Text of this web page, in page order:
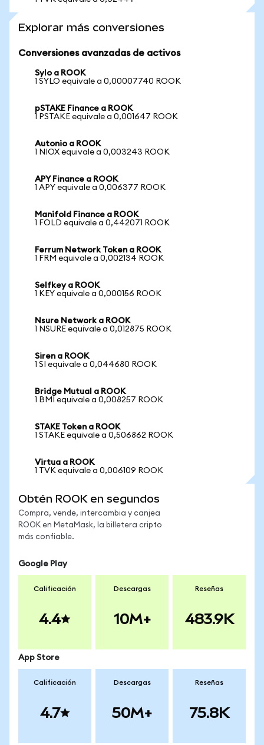
Explorar más conversiones
Conversiones avanzadas de activos
Sylo a ROOK
1 SYLO equivale a 0,00007740 ROOK
pSTAKE Finance a ROOK
1 PSTAKE equivale a 0,001647 ROOK
Autonio a ROOK
1 NIOX equivale a 0,003243 ROOK
APY Finance a ROOK
1 APY equivale a 0,006377 ROOK
Manifold Finance a ROOK
1 FOLD equivale a 0,442071 ROOK
Ferrum Network Token a ROOK
1 FRM equivale a 0,002134 ROOK
Selfkey a ROOK
1 KEY equivale a 0,000156 ROOK
Nsure Network a ROOK
1 NSURE equivale a 0,012875 ROOK
Siren a ROOK
1 SI equivale a 0,044680 ROOK
Bridge Mutual a ROOK
1 BMI equivale a 0,008257 ROOK
STAKE Token a ROOK
1 STAKE equivale a 0,506862 ROOK
Virtua a ROOK
1 TVK equivale a 0,006109 ROOK
Obtén ROOK en segundos
Compra, vende, intercambia y canjea
ROOK en MetaMask, la billetera cripto
más confiable.
Google Play
Calificación
4.4
Descargas
10M+
Reseñas
483.9K
App Store
Calificación
4.7
Descargas
50M+
Reseñas
75.8K